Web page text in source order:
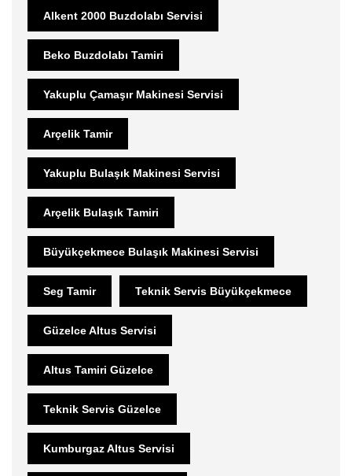
Alkent 2000 Buzdolabı Servisi
Beko Buzdolabı Tamiri
Yakuplu Çamaşır Makinesi Servisi
Arçelik Tamir
Yakuplu Bulaşık Makinesi Servisi
Arçelik Bulaşık Tamiri
Büyükçekmece Bulaşık Makinesi Servisi
Seg Tamir Teknik Servis Büyükçekmece
Güzelce Altus Servisi
Altus Tamiri Güzelce
Teknik Servis Güzelce
Kumburgaz Altus Servisi